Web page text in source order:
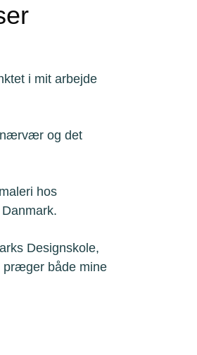
i mit arbejde
nærvær og det
hos
Designskole,
præger både mine